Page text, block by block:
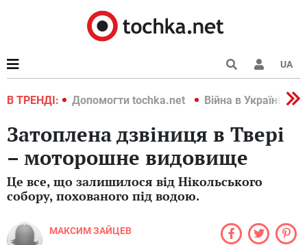
UA
В ТРЕНДІ:
2022 Допомогти tochka.net Війна в Україні 2022
Затоплена дзвіниця в Твері
– моторошне видовище
Це все, що залишилося від Нікольського
собору, похованого під водою.
МАКСИМ ЗАЙЦЕВ